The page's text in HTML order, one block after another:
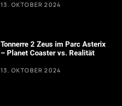
13. OKTOBER 2024
Tonnerre 2 Zeus im Parc Asterix
– Planet Coaster vs. Realität
13. OKTOBER 2024